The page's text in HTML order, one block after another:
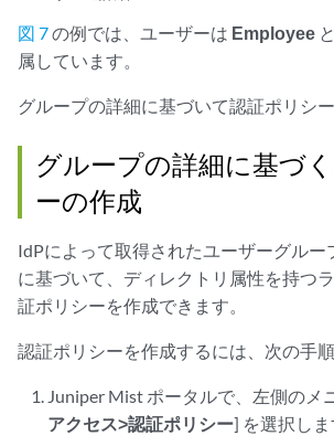
図 7の例では、ユーザーは Employee
属しています。
グループの詳細に基づいて認証ポリシ
グループの詳細に基づ
ーの作成
IdPによって取得されたユーザーグルー
に基づいて、ディレクトリ属性を持つ
証ポリシーを作成できます。
認証ポリシーを作成するには、次の手順
Juniper Mist ポータルで、左側のメ
アクセス>認証ポリシー] を選択しま